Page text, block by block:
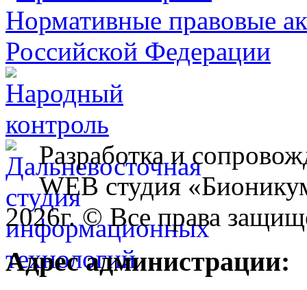
Разработка и
WEB студия
2026г. © Все права
Адрес администрации: